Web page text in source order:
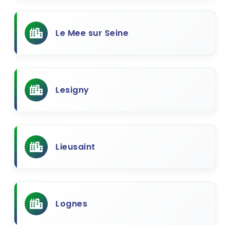
Le Mee sur Seine
Lesigny
Lieusaint
Lognes